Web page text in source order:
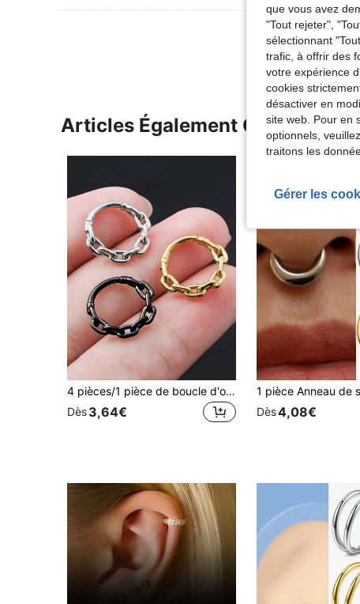
Voir Plus
Articles Également Consultés
4 pièces/1 pièce de boucle d'oreille diaphragme en acier inoxydable 316L hypoallergénique 16G/(8 mm, 10 mm) bijou de corps perforé, or et argent, design à boucle fermée, convient aux hommes et aux femmes, convient pour les oreilles, le nez, le cartilage, le diaphragme
Dès3,64€
Dès4,08€
que vous avez
"Tout rejeter",
sélectionnant
trafic, à offrir des
votre expérience
cookies
désactiver en
site web. Pour en
optionnels,
traitons les
Gérer les